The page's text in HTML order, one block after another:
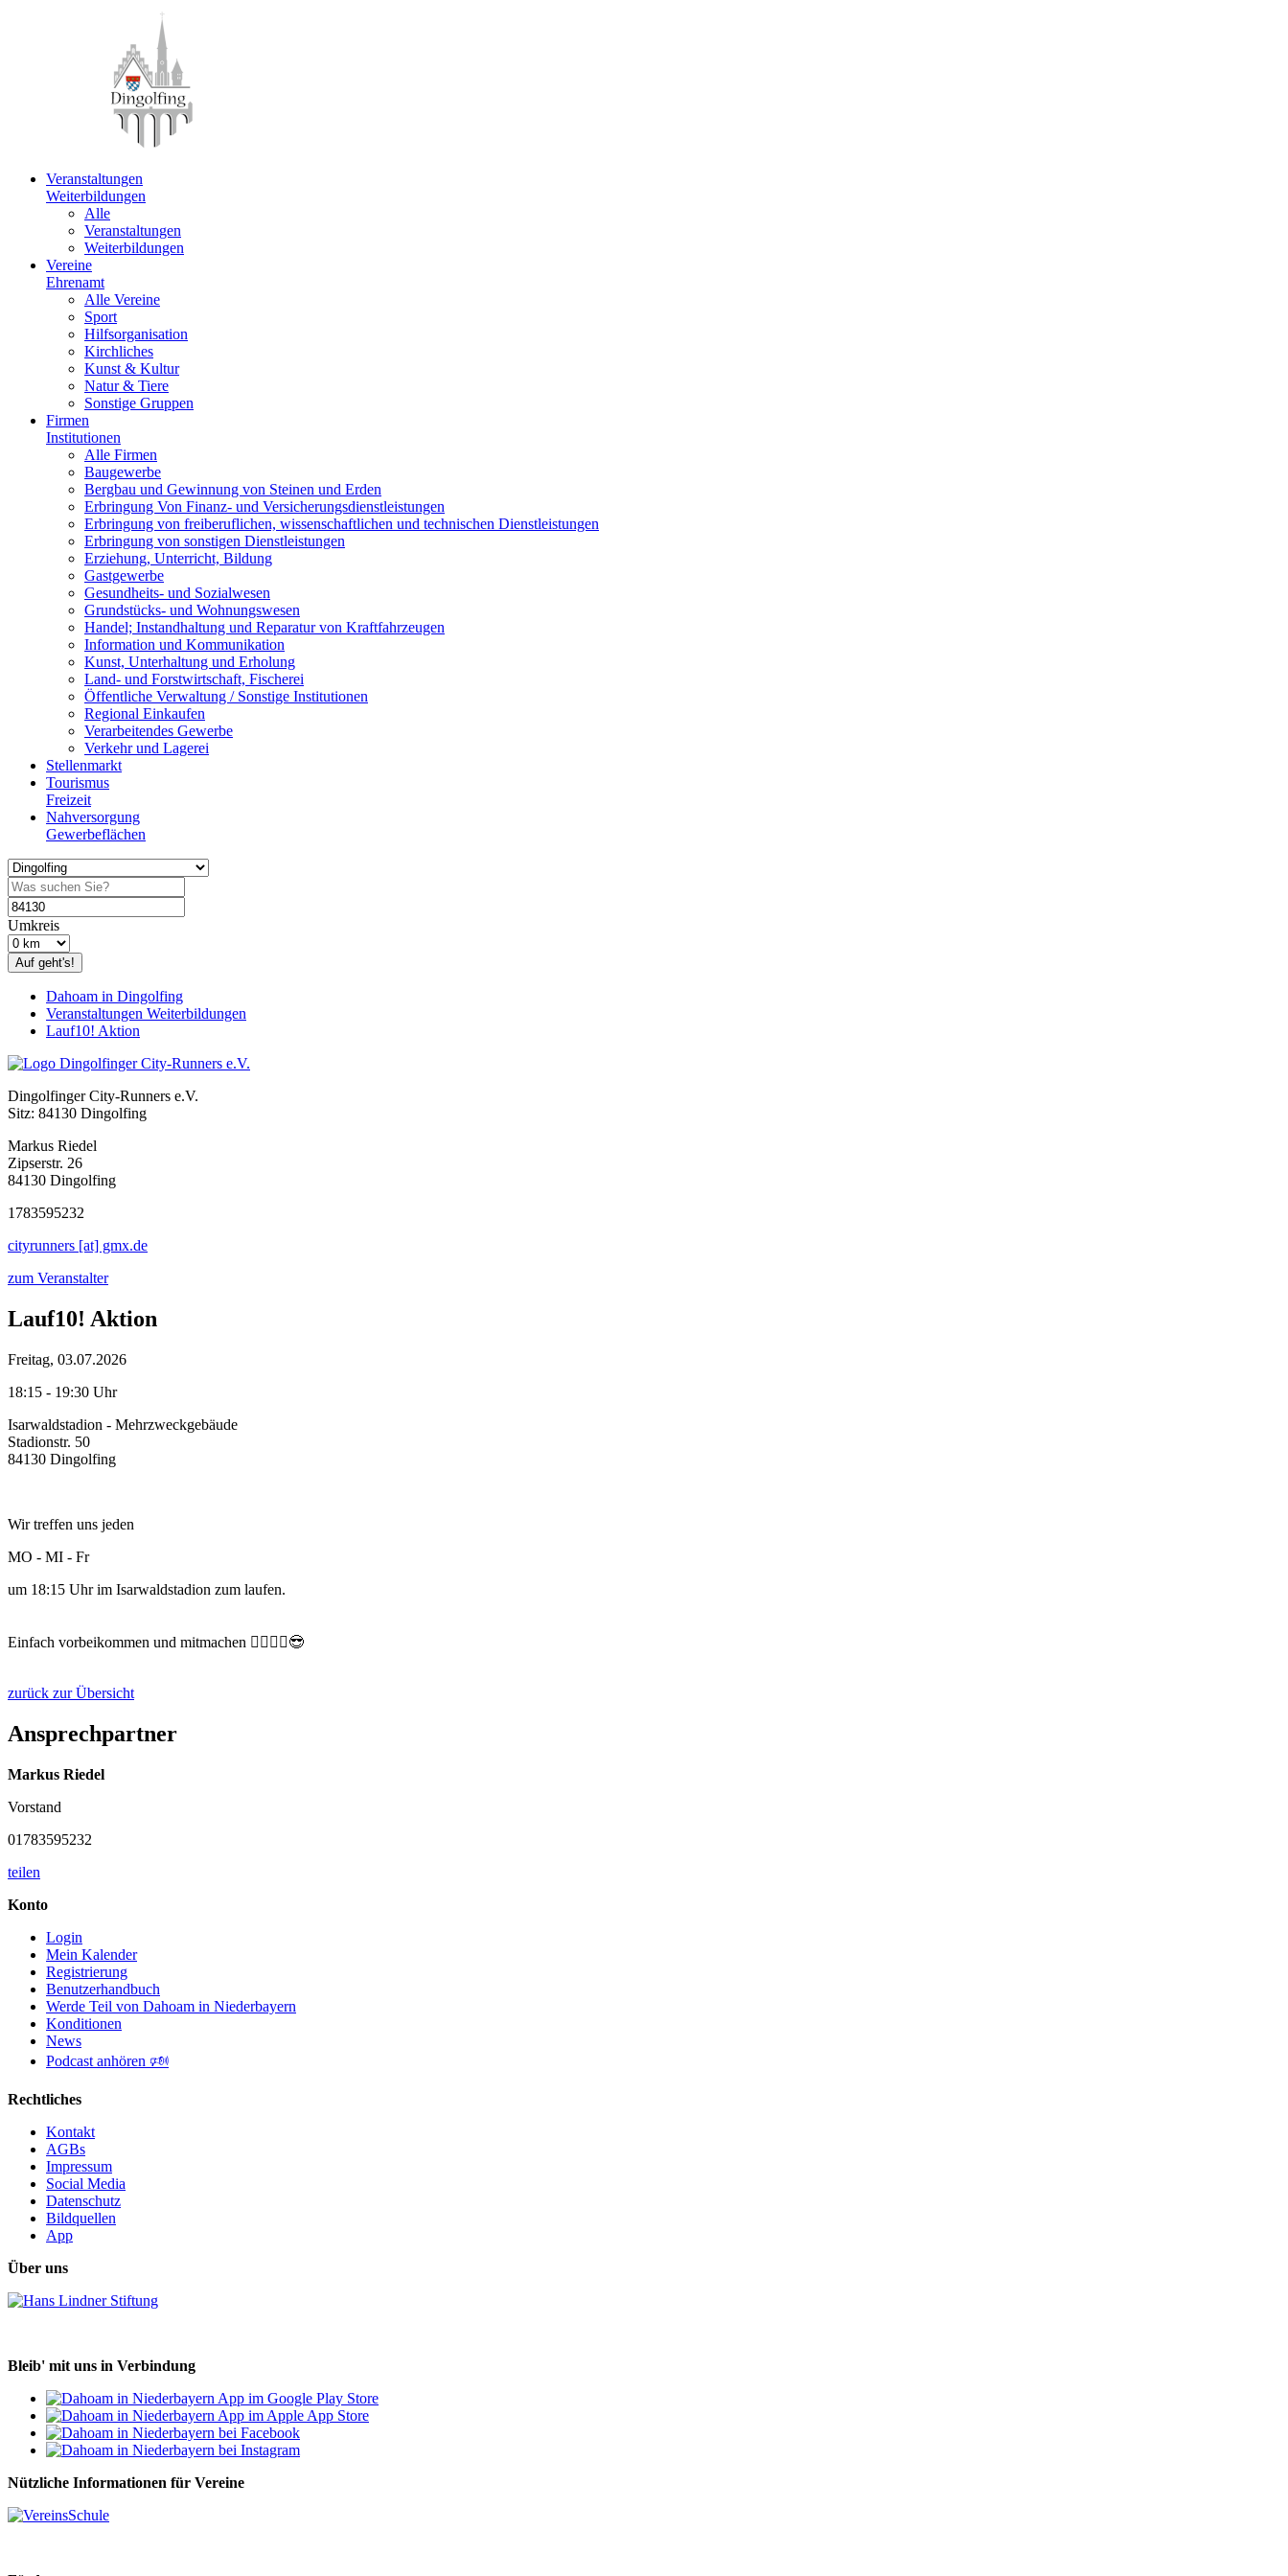
Veranstaltungen
Weiterbildungen
Alle
Veranstaltungen
Weiterbildungen
Vereine
Ehrenamt
Alle Vereine
Sport
Hilfsorganisation
Kirchliches
Kunst & Kultur
Natur & Tiere
Sonstige Gruppen
Firmen
Institutionen
Alle Firmen
Baugewerbe
Bergbau und Gewinnung von Steinen und Erden
Erbringung Von Finanz- und Versicherungsdienstleistungen
Erbringung von freiberuflichen, wissenschaftlichen und technischen Dienstleistungen
Erbringung von sonstigen Dienstleistungen
Erziehung, Unterricht, Bildung
Gastgewerbe
Gesundheits- und Sozialwesen
Grundstücks- und Wohnungswesen
Handel; Instandhaltung und Reparatur von Kraftfahrzeugen
Information und Kommunikation
Kunst, Unterhaltung und Erholung
Land- und Forstwirtschaft, Fischerei
Öffentliche Verwaltung / Sonstige Institutionen
Regional Einkaufen
Verarbeitendes Gewerbe
Verkehr und Lagerei
Stellenmarkt
Tourismus
Freizeit
Nahversorgung
Gewerbeflächen
Umkreis
Auf geht's!
Dahoam in Dingolfing
Veranstaltungen Weiterbildungen
Lauf10! Aktion
Dingolfinger City-Runners e.V.
Sitz: 84130 Dingolfing
Markus Riedel
Zipserstr. 26
84130 Dingolfing
1783595232
cityrunners [at] gmx.de
zum Veranstalter
Lauf10! Aktion
Freitag, 03.07.2026
18:15 - 19:30 Uhr
Isarwaldstadion - Mehrzweckgebäude
Stadionstr. 50
84130 Dingolfing
Wir treffen uns jeden
MO - MI - Fr
um 18:15 Uhr im Isarwaldstadion zum laufen.
Einfach vorbeikommen und mitmachen 🏃‍♂️🏃‍♀️😎
zurück zur Übersicht
Ansprechpartner
Markus Riedel
Vorstand
01783595232
teilen
Konto
Login
Mein Kalender
Registrierung
Benutzerhandbuch
Werde Teil von Dahoam in Niederbayern
Konditionen
News
Podcast anhören 🕬
Rechtliches
Kontakt
AGBs
Impressum
Social Media
Datenschutz
Bildquellen
App
Über uns
Bleib' mit uns in Verbindung
Nützliche Informationen für Vereine